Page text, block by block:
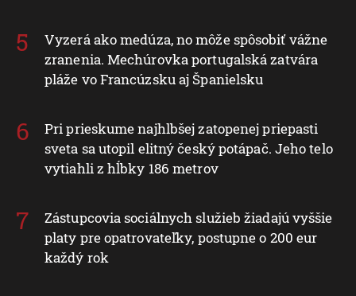
Vyzerá ako medúza, no môže spôsobiť vážne
zranenia. Mechúrovka portugalská zatvára
pláže vo Francúzsku aj Španielsku
Pri prieskume najhlbšej zatopenej priepasti
sveta sa utopil elitný český potápač. Jeho telo
vytiahli z hĺbky 186 metrov
Zástupcovia sociálnych služieb žiadajú vyššie
platy pre opatrovateľky, postupne o 200 eur
každý rok